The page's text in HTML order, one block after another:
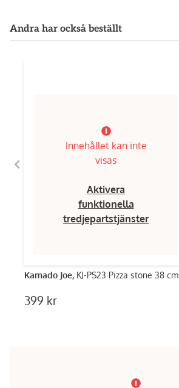
Andra har också beställt
Innehållet kan inte
visas
Aktivera
funktionella
tredjepartstjänster
Kamado Joe, KJ-PS23 Pizza stone 38 cm
399 kr